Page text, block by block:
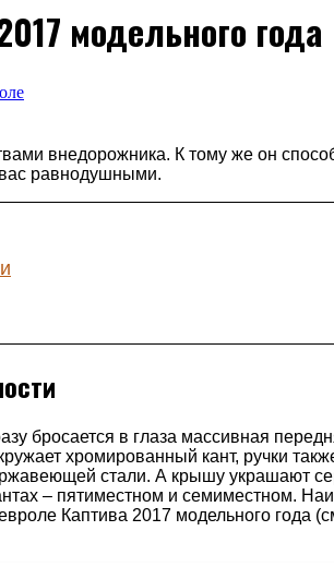
модельного года
внедорожника. К тому же он
вас равнодушными.
бросается в глаза массивная
хромированный кант, ручки
стали. А крышу украшают
– пятиместном и семиместном.
Каптива 2017 модельного года